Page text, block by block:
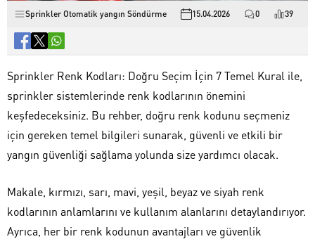
Sprinkler Otomatik yangın Söndürme 15.04.2026 0 39
Sprinkler Renk Kodları: Doğru Seçim İçin 7 Temel Kural ile,
sprinkler sistemlerinde renk kodlarının önemini
keşfedeceksiniz. Bu rehber, doğru renk kodunu seçmeniz
için gereken temel bilgileri sunarak, güvenli ve etkili bir
yangın güvenliği sağlama yolunda size yardımcı olacak.
Makale, kırmızı, sarı, mavi, yeşil, beyaz ve siyah renk
kodlarının anlamlarını ve kullanım alanlarını detaylandırıyor.
Ayrıca, her bir renk kodunun avantajları ve güvenlik